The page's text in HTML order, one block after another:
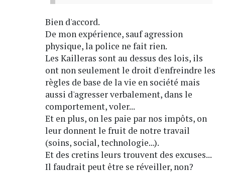
Bien d'accord.
De mon expérience, sauf agression
physique, la police ne fait rien.
Les Kailleras sont au dessus des lois, ils
ont non seulement le droit d'enfreindre les
règles de base de la vie en société mais
aussi d'agresser verbalement, dans le
comportement, voler...
Et en plus, on les paie par nos impôts, on
leur donnent le fruit de notre travail
(soins, social, technologie...).
Et des cretins leurs trouvent des excuses...
Il faudrait peut être se réveiller, non?